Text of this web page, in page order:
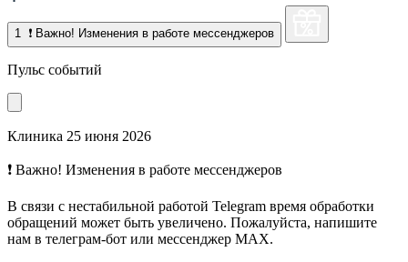
1 ❗ Важно! Изменения в работе мессенджеров
Пульс событий
Клиника 25 июня 2026
❗ Важно! Изменения в работе мессенджеров
В связи с нестабильной работой Telegram время обработки
обращений может быть увеличено. Пожалуйста, напишите
нам в телеграм-бот или мессенджер МАХ.